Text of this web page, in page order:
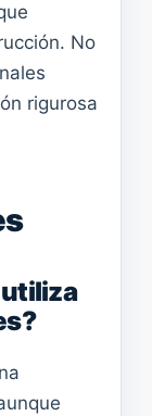
No
rigurosa